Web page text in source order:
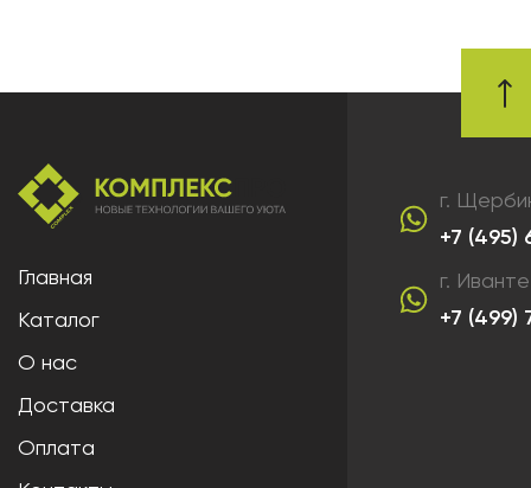
Главная
Каталог
О нас
Доставка
Оплата
г.
+7 (495)
г.
+7 (499)